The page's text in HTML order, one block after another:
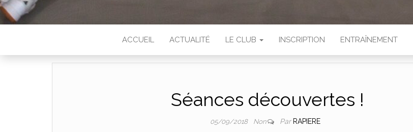
ACCUEIL ACTUALITÉ LE CLUB INSCRIPTION ENTRAÎNEMENT
Séances découvertes !
05/09/2018 Non Par RAPIERE